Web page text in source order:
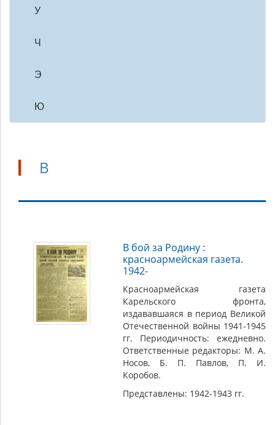
У
Ч
Э
Ю
В
В бой за Родину :
красноармейская газета.
1942-
Красноармейская газета
Карельского фронта,
издававшаяся в период Великой
Отечественной войны 1941-1945
гг. Периодичность: ежедневно.
Ответственные редакторы: М. А.
Носов, Б. П. Павлов, П. И.
Коробов.
Представлены: 1942-1943 гг.